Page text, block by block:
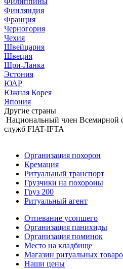
Финляндия
Франция
Черногория
Чехия
Швейцария
Швеция
Шри-Ланка
Эстония
ЮАР
Южная Корея
Япония
Другие страны
Национальный член Всемирной
служб FIAT-IFTA
Организация похорон
Кремация
Ритуальный транспорт
Грузчики на похороны
Груз 200
Ритуальный агент
Отпевание усопшего
Организация панихиды
Организация поминок
Место на кладбище
Магазин ритуальных
Наши цены